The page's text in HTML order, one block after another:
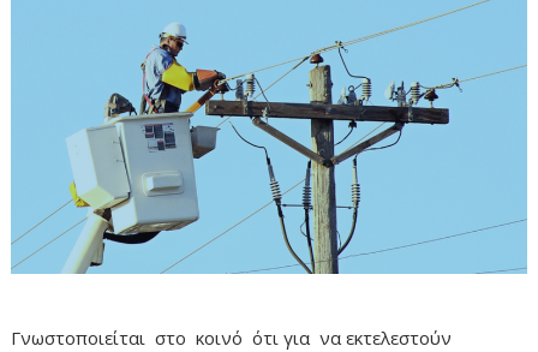
Γνωστοποιείται στο κοινό ότι για να εκτελεστούν